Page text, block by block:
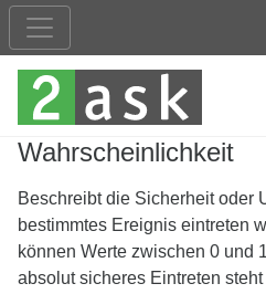
Wahrscheinlichkeit
Beschreibt die Sicherheit oder
bestimmtes Ereignis eintreten
können Werte zwischen 0 und
absolut sicheres Eintreten